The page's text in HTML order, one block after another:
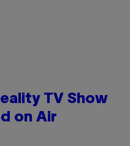
TV Show
on Air